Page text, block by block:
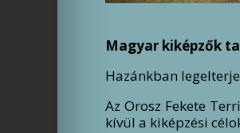
Magyar kiképzők
Hazánkban
Az Orosz Fekete
kívül a kiképzési